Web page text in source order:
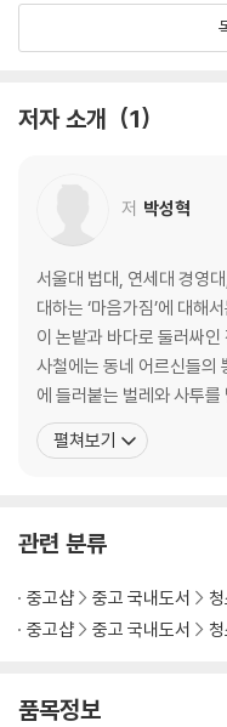
“민사고 학부형 추천으로 아
98.4%의 중·고등학교 학생
이 책의 효과는 실로 놀랍다.
읽지 못하도록”이라고 말한
비밀스럽게 이 책을 아이 책
지금 즐겁게 공부하고 있는
확실한 사실은 ‘오늘 바로 읽
다는 것’이다.
_열다섯 살, 나는 딱 유치원
_내 인생이 엎질러진 물인 줄
_오직 ‘해볼래!’ 하는 마음 하나
PART 2
마음을 다지는 순간, 공부는
02 내 인생은 오직 한 번뿐이
_공부하지 않기에는 내 인생
_공부는 내 마음을 한 뼘씩
_꿈, 목표, 그리고 욕망은 각각
Beyond Story ‘뿌리의 시절
_내 결심이 ‘작심3일’이었던 이
_너 진짜 이러고 있을 때가 아
_나 자신을 속이지 않는 사람
04 공부는 나를 영혼이 강한
저자 소개 1
저 박성혁
서울대 법대, 연세대 경영
대하는 ‘마음가짐’에 대해
이 논밭과 바다로 둘러싸
사철에는 동네 어르신들의
에 들러붙는 벌레와 사투
지 않았다. 설상가상으로 중
탓에 초등학생용 문제집을
펼쳐보기
관련 분류
중고샵 중고 국내도서
중고샵
중고 국내도서
품목정보